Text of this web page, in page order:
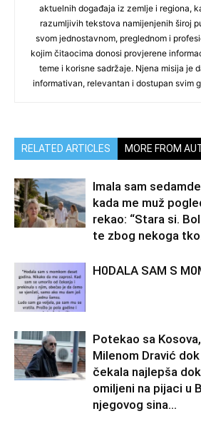
aktuelnih događaja iz zemlje i regiona,
razumljivih tekstova namijenjenih široj
svom jednostavnom, preglednom i
kojim čitaocima donosi provjerene
teme i korisne sadržaje. Njena misija je
informativan, relevantan i dostupan svim
RELATED ARTICLES MORE FROM
Imala sam
kada me muž
rekao: “Stara si.
te zbog nekoga
H0DALA SAM S
Potekao sa
Milenom Dravić
čekala najlepša
omiljeni na pijaci u
njegovog sina...